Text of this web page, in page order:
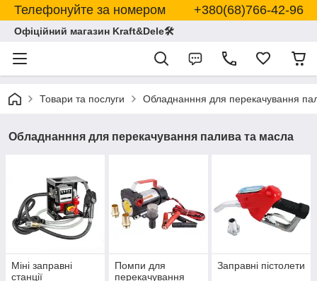
Телефонуйте за номером +380(68)766-42-96
Офіційний магазин Kraft&Dele🛠
Товари та послуги Обладнанння для перекачування
Обладнанння для перекачування палива та масла
Міні заправні
станції
Помпи для
перекачування
Заправні пістолети